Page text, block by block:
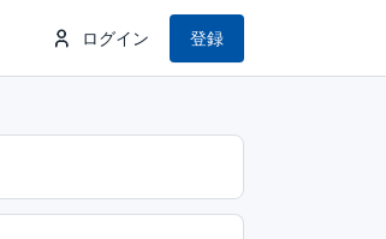
ログイン 登録